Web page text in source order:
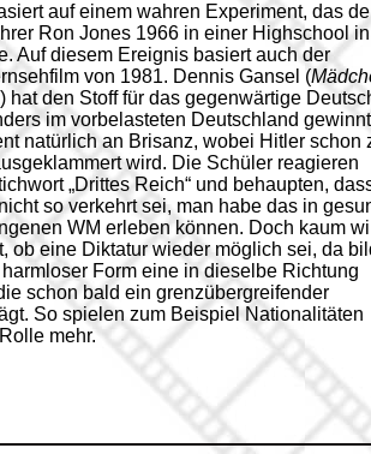
auf einem wahren Experiment, das
Ron Jones 1966 in einer Highschool in
Auf diesem Ereignis basiert auch der
von 1981. Dennis Gansel (
) hat den Stoff für das gegenwärtige
im vorbelasteten Deutschland
natürlich an Brisanz, wobei Hitler schon
wird. Die Schüler reagieren
„Drittes Reich“ und behaupten,
so verkehrt sei, man habe das in
WM erleben können. Doch kaum
ob eine Diktatur wieder möglich sei, da
Form eine in dieselbe Richtung
schon bald ein grenzübergreifender
So spielen zum Beispiel Nationalitäten
mehr.